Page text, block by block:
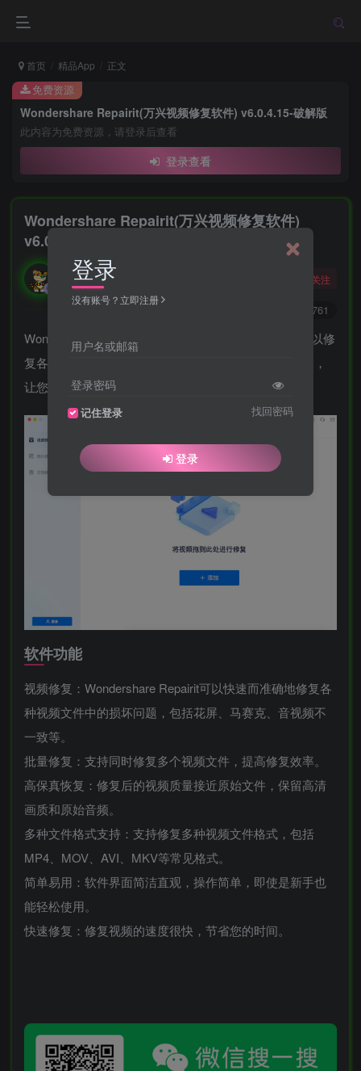
首页 精品App 正文
Wondershare Repairit(万兴视频修复软件) v6.0.4.15-破解版
此内容为免费资源，请登录后查看
登录查看
免费资源
Wondershare Repairit(万兴视频修复软件)
v6.0.4.15-破解版
勇敢的大野狼
酒醒只在花前坐，酒醉还来花下眠。
关注
3761
Wondershare Repairit 是一款专业的视频修复软件，可以修
复各种视频文件中的损坏、损失、花屏、马赛克等问题，
让您的视频恢复到正常状态。
软件功能
视频修复：Wondershare Repairit可以快速而准确地修复各
种视频文件中的损坏问题，包括花屏、马赛克、音视频不
一致等。
批量修复：支持同时修复多个视频文件，提高修复效率。
高保真恢复：修复后的视频质量接近原始文件，保留高清
画质和原始音频。
多种文件格式支持：支持修复多种视频文件格式，包括
MP4、MOV、AVI、MKV等常见格式。
简单易用：软件界面简洁直观，操作简单，即使是新手也
能轻松使用。
快速修复：修复视频的速度很快，节省您的时间。
登录
没有账号？立即注册
用户名或邮箱
登录密码
记住登录 找回密码
登录